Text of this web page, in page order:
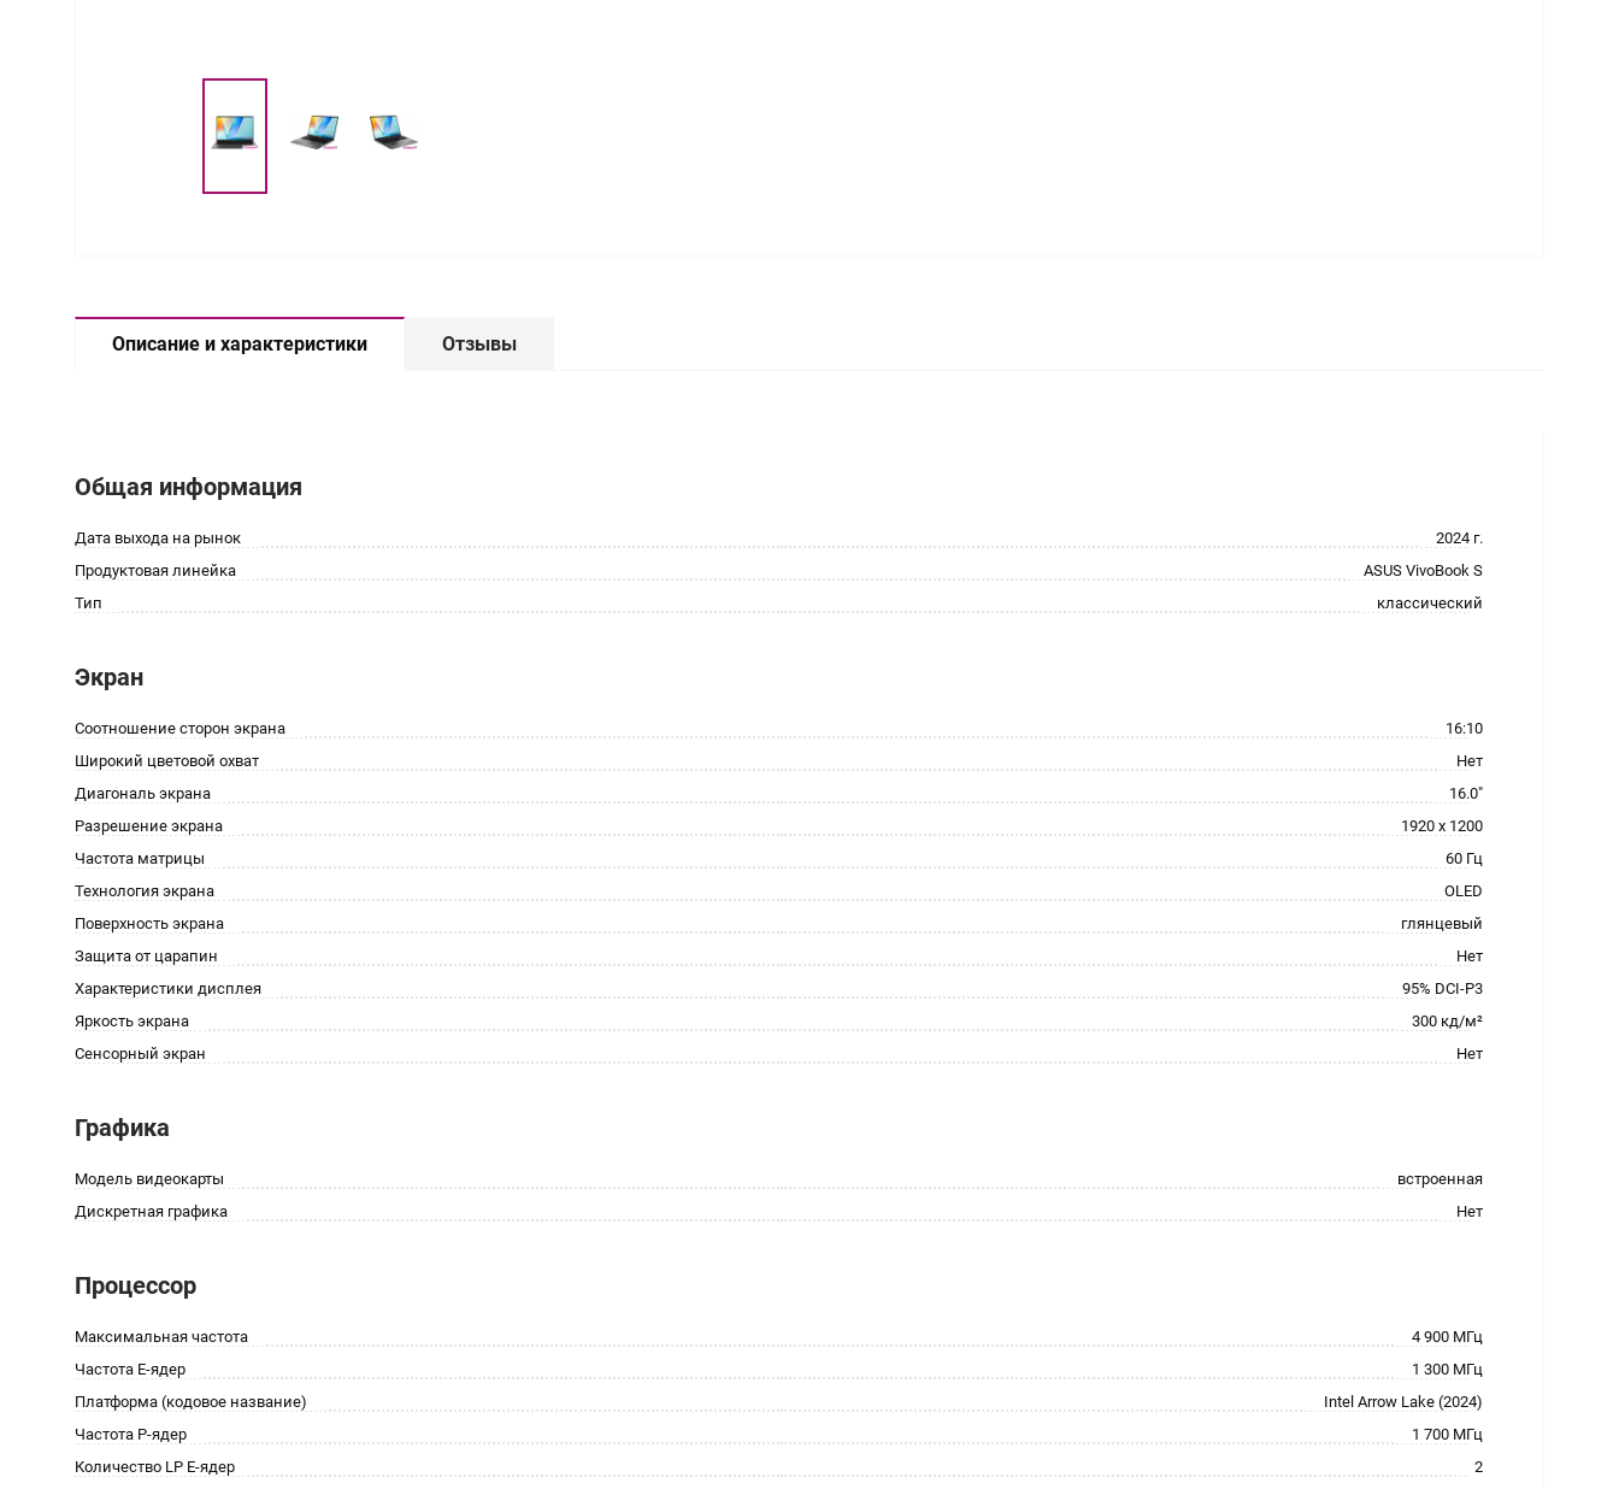
Описание и характеристики Отзывы
Общая информация
Дата выхода на рынок
2024 г.
Продуктовая линейка
ASUS VivoBook S
Тип
классический
Экран
Соотношение сторон экрана
16:10
Широкий цветовой охват
Нет
Диагональ экрана
16.0"
Разрешение экрана
1920 x 1200
Частота матрицы
60 Гц
Технология экрана
OLED
Поверхность экрана
глянцевый
Защита от царапин
Нет
Характеристики дисплея
95% DCI-P3
Яркость экрана
300 кд/м²
Сенсорный экран
Нет
Графика
Модель видеокарты
встроенная
Дискретная графика
Нет
Процессор
Максимальная частота
4 900 МГц
Частота E-ядер
1 300 МГц
Платформа (кодовое название)
Intel Arrow Lake (2024)
Частота P-ядер
1 700 МГц
Количество LP E-ядер
2